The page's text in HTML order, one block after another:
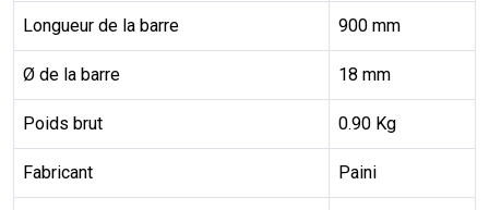
Longueur de la barre 900 mm
Ø de la barre 18 mm
Poids brut 0.90 Kg
Fabricant Paini